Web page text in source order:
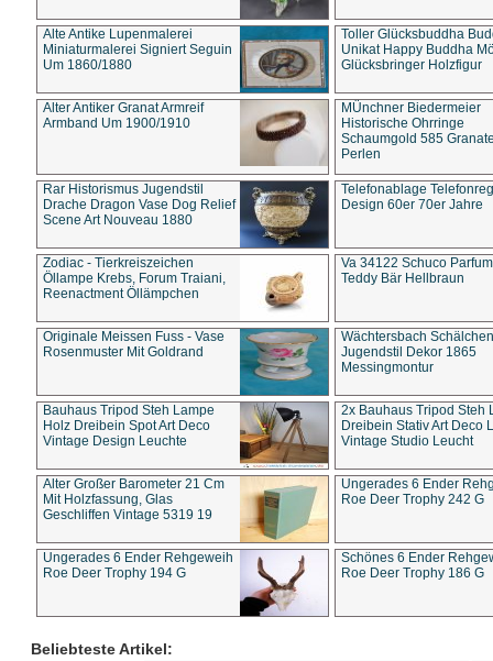
Alte Antike Lupenmalerei
Miniaturmalerei Signiert Seguin
Um 1860/1880
Toller Glücksbuddha
Unikat Happy Buddha
Glücksbringer Holzfigur
Alter Antiker Granat Armreif
Armband Um 1900/1910
MÜnchner Biedermeier
Historische Ohrringe
Schaumgold 585
Perlen
Rar Historismus Jugendstil
Drache Dragon Vase Dog Relief
Scene Art Nouveau 1880
Telefonablage
Design 60er 70er Jahre
Zodiac - Tierkreiszeichen
Öllampe Krebs, Forum Traiani,
Reenactment Öllämpchen
Va 34122 Schuco
Teddy Bär Hellbraun
Originale Meissen Fuss - Vase
Rosenmuster Mit Goldrand
Wächtersbach Schälchen
Jugendstil Dekor 1865
Messingmontur
Bauhaus Tripod Steh Lampe
Holz Dreibein Spot Art Deco
Vintage Design Leuchte
2x Bauhaus Tripod Steh
Dreibein Stativ Art Deco
Vintage Studio Leucht
Alter Großer Barometer 21 Cm
Mit Holzfassung, Glas
Geschliffen Vintage 5319 19
Ungerades 6 Ender
Roe Deer Trophy 242 G
Ungerades 6 Ender Rehgeweih
Roe Deer Trophy 194 G
Schönes 6 Ender
Roe Deer Trophy 186 G
Beliebteste Artikel: